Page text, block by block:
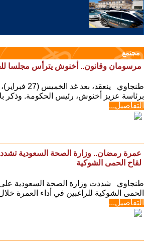
مجتمع
مرسومان وقانون.. أخنوش يترأس مجلسا
طنجاوي ينعقد،
برئاسة عزيز أخنوش، رئيس الحكومة. وذكر
التفاصيل...
عمرة رمضان.. وزارة الصحة السعودية
لقاح الحمى الشوكية
طنجاوي شددت وزارة الصحة السعودية
الحمى الشوكية للراغبين في أداء العمرة
التفاصيل...